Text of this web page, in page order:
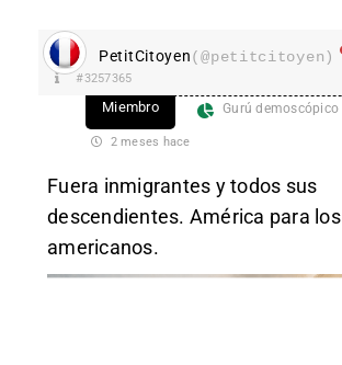
PetitCitoyen(@petitcitoyen)
#3257365
Miembro Gurú demoscópico
2 meses hace
Fuera inmigrantes y todos sus
descendientes. América para los
americanos.